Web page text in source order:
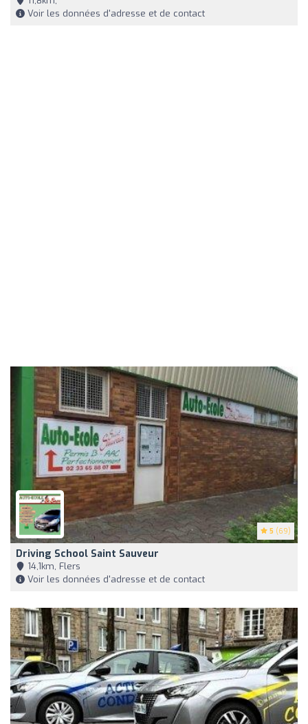
Voir les données d'adresse et de contact
5 (69)
Driving School Saint Sauveur
14,1km, Flers
Voir les données d'adresse et de contact